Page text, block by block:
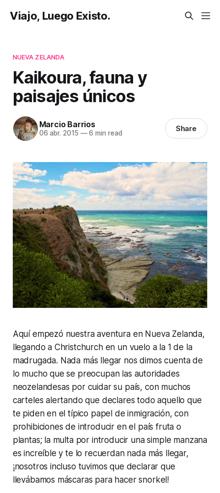
Viajo, Luego Existo.
NUEVA ZELANDA
Kaikoura, fauna y
paisajes únicos
Marcio Barrios
06 abr. 2015 —6 min read Share
Aquí empezó nuestra aventura en Nueva Zelanda,
llegando a Christchurch en un vuelo a la 1 de la
madrugada. Nada más llegar nos dimos cuenta de
lo mucho que se preocupan las autoridades
neozelandesas por cuidar su país, con muchos
carteles alertando que declares todo aquello que
te piden en el típico papel de inmigración, con
prohibiciones de introducir en el país fruta o
plantas; la multa por introducir una simple manzana
es increíble y te lo recuerdan nada más llegar,
¡nosotros incluso tuvimos que declarar que
llevábamos máscaras para hacer snorkel!